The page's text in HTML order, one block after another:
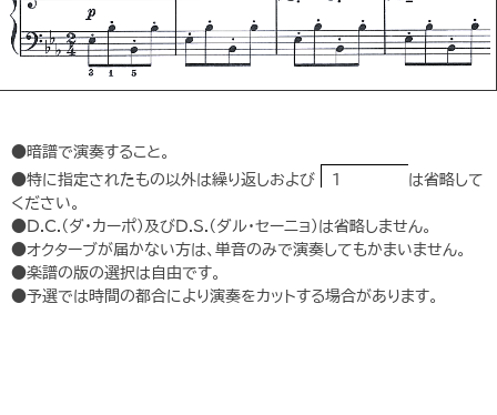
●暗譜で演奏すること。
●特に指定されたもの以外は繰り返しおよび
1
は省略して
ください。
●D.C.（ダ・カーポ）及びD.S.（ダル・セーニョ）は省略しません。
●オクターブが届かない方は、単音のみで演奏してもかまいません。
●楽譜の版の選択は自由です。
●予選では時間の都合により演奏をカットする場合があります。